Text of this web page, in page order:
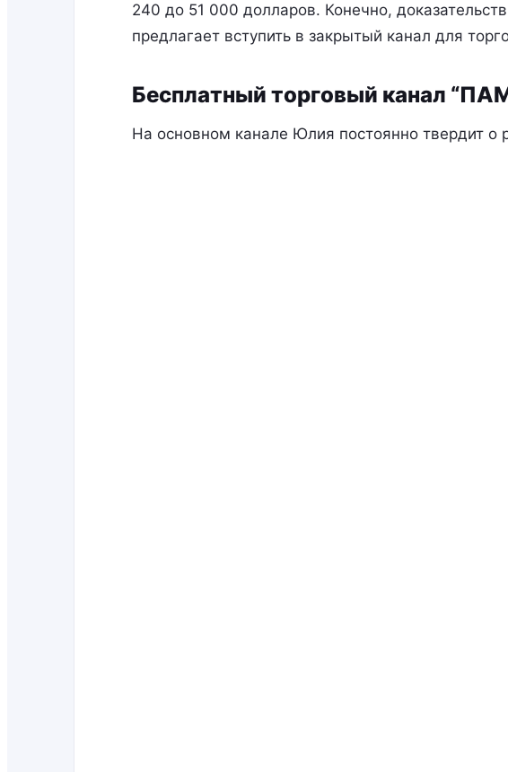
240 до 51 000 долларов. Конечно,
предлагает вступить в закрытый канал для
Бесплатный торговый канал
На основном канале Юлия постоянно твердит о